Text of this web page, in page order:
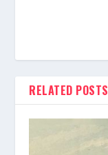
RELATED POSTS